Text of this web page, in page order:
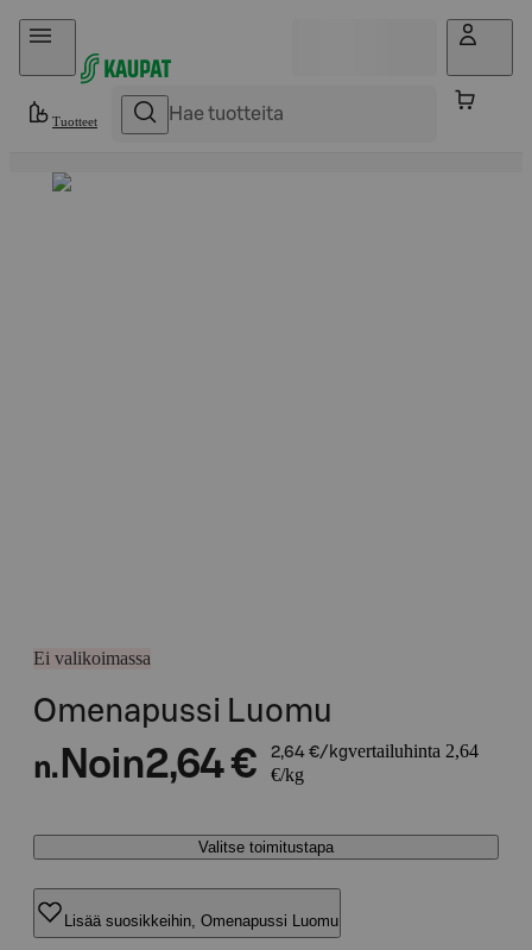
Hyppää sisältöön
Tuotteet
Ei valikoimassa
Omenapussi Luomu
n. Noin2,64 € 2,64 €/kgvertailuhinta 2,64
€/kg
Valitse toimitustapa
Lisää suosikkeihin, Omenapussi Luomu